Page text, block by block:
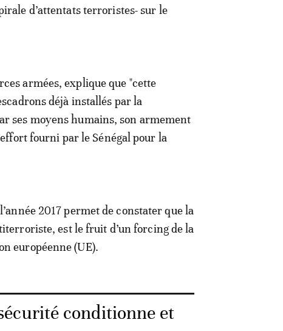
d’attentats terroristes- sur le
armées, explique que "cette
déjà installés par la
ses moyens humains, son armement
fourni par le Sénégal pour la
2017 permet de constater que la
est le fruit d’un forcing de la
européenne (UE).
conditionne et